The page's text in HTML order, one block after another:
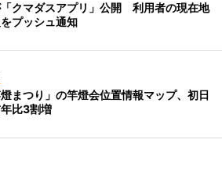
クマダスアプリ」公開 利用者の現在地
プッシュ通知
燈まつり」の竿燈会位置情報マップ、初日
比3割増